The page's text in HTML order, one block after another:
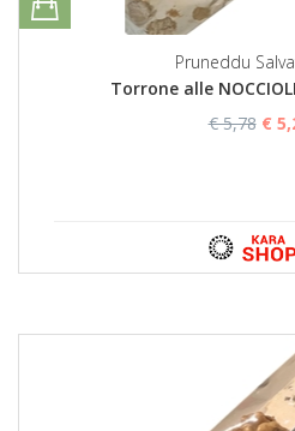
Pruneddu
Torrone alle
€ 5,78 €